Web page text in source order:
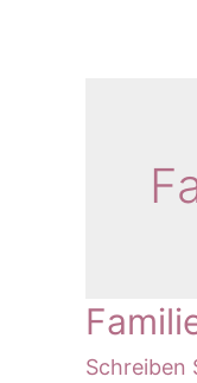
Schreiben